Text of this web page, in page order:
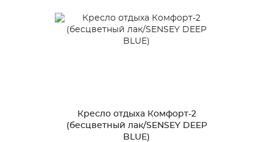
Кресло отдыха Комфорт-2
(бесцветный лак/SENSEY DEEP
BLUE)